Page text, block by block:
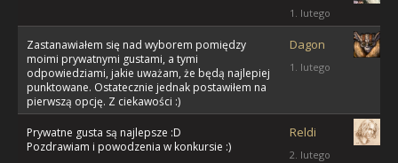
1. lutego
Dagon
1. lutego
Zastanawiałem się nad wyborem pomiędzy
moimi prywatnymi gustami, a tymi
odpowiedziami, jakie uważam, że będą najlepiej
punktowane. Ostatecznie jednak postawiłem na
pierwszą opcję. Z ciekawości :)
Reldi
2. lutego
Prywatne gusta są najlepsze :D
Pozdrawiam i powodzenia w konkursie :)